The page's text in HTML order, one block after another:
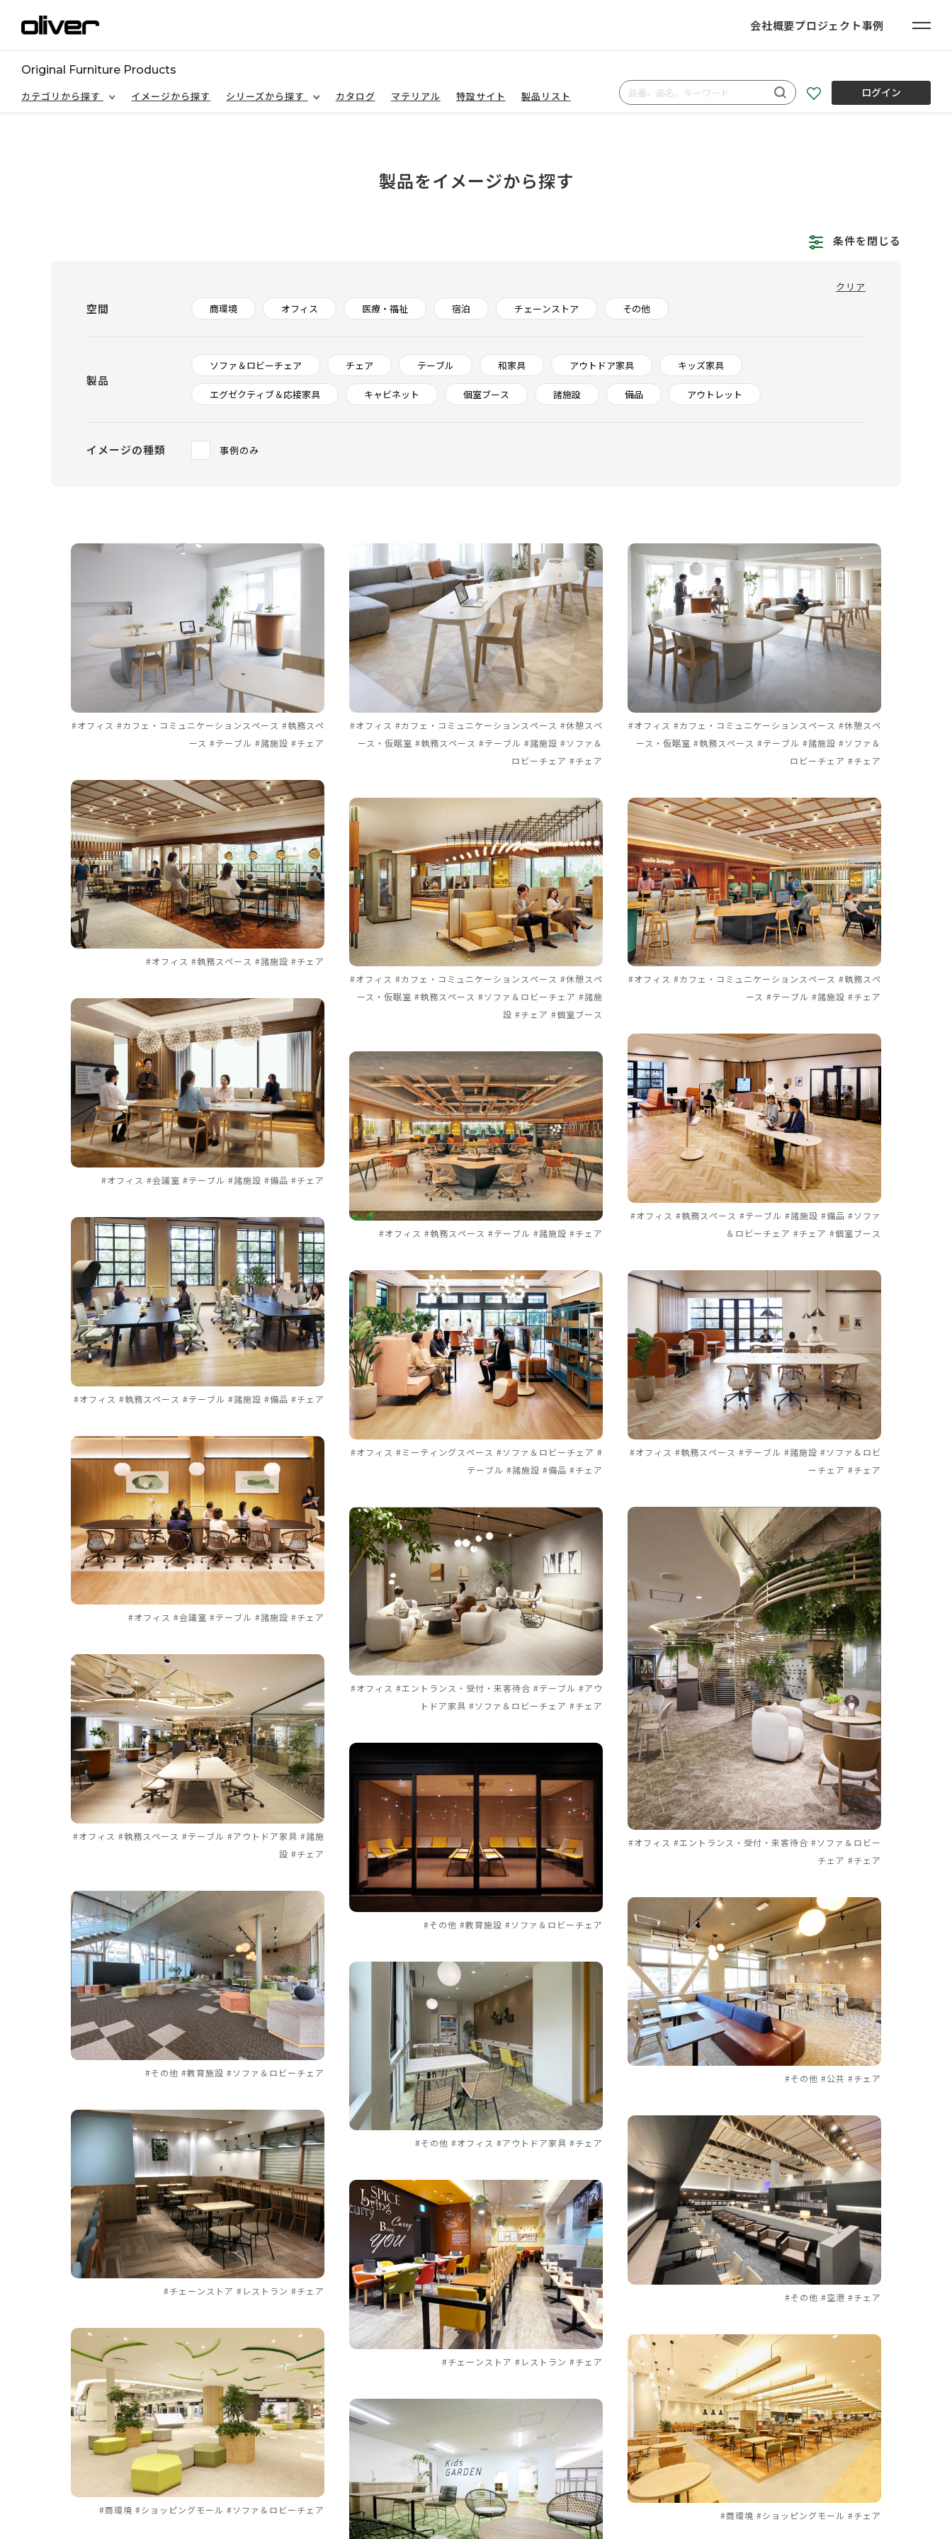
会社概要プロジェクト事例
Original Furniture Products
カテゴリから探す
イメージから探す シリーズから探す カタログ マテリアル 特設サイト 製品リスト ログイン
製品をイメージから探す
条件を閉じる
クリア
空間 商環境 オフィス 医療・福祉 宿泊 チェーンストア その他
製品
ソファ＆ロビーチェア チェア テーブル 和家具 アウトドア家具 キッズ家具
エグゼクティブ＆応接家具 キャビネット 個室ブース 諸施設 備品 アウトレット
イメージの種類 事例のみ
#オフィス #カフェ・コミュニケーションスペース #執務スペ
ース #テーブル #諸施設 #チェア
#オフィス #執務スペース #諸施設 #チェア
#オフィス #会議室 #テーブル #諸施設 #備品 #チェア
#オフィス #執務スペース #テーブル #諸施設 #備品 #チェア
#オフィス #会議室 #テーブル #諸施設 #チェア
#オフィス #執務スペース #テーブル #アウトドア家具 #諸施
設 #チェア
#その他 #教育施設 #ソファ＆ロビーチェア
#チェーンストア #レストラン #チェア
#商環境 #ショッピングモール #ソファ＆ロビーチェア
#オフィス #カフェ・コミュニケーションスペース #休憩スペ
ース・仮眠室 #執務スペース #テーブル #諸施設 #ソファ＆
ロビーチェア #チェア
#オフィス #カフェ・コミュニケーションスペース #休憩スペ
ース・仮眠室 #執務スペース #ソファ＆ロビーチェア #諸施
設 #チェア #個室ブース
#オフィス #執務スペース #テーブル #諸施設 #チェア
#オフィス #ミーティングスペース #ソファ＆ロビーチェア #
テーブル #諸施設 #備品 #チェア
#オフィス #エントランス・受付・来客待合 #テーブル #アウ
トドア家具 #ソファ＆ロビーチェア #チェア
#その他 #教育施設 #ソファ＆ロビーチェア
#その他 #オフィス #アウトドア家具 #チェア
#チェーンストア #レストラン #チェア
#オフィス #カフェ・コミュニケーションスペース #休憩スペ
ース・仮眠室 #執務スペース #テーブル #諸施設 #ソファ＆
ロビーチェア #チェア
#オフィス #カフェ・コミュニケーションスペース #執務スペ
ース #テーブル #諸施設 #チェア
#オフィス #執務スペース #テーブル #諸施設 #備品 #ソファ
＆ロビーチェア #チェア #個室ブース
#オフィス #執務スペース #テーブル #諸施設 #ソファ＆ロビ
ーチェア #チェア
#オフィス #エントランス・受付・来客待合 #ソファ＆ロビー
チェア #チェア
#その他 #公共 #チェア
#その他 #空港 #チェア
#商環境 #ショッピングモール #チェア